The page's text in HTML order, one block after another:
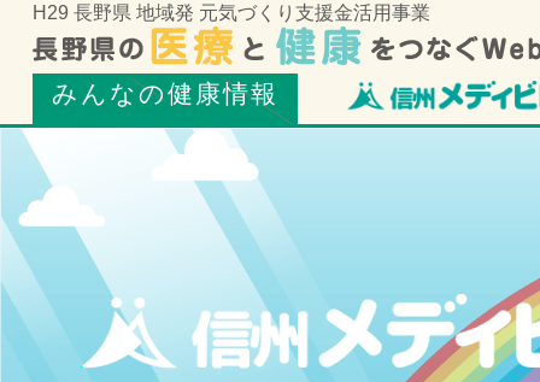
H29 長野県 地域発 元気づくり支援金活用事業
みんなの健康情報